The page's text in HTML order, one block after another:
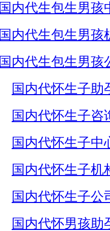
国内代生包生男孩
国内代生包生男孩
国内代生包生男孩
国内代怀生子助
国内代怀生子咨
国内代怀生子中
国内代怀生子机
国内代怀生子公
国内代怀男孩助